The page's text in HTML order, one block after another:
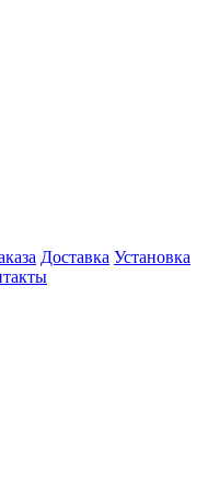
Доставка Установка